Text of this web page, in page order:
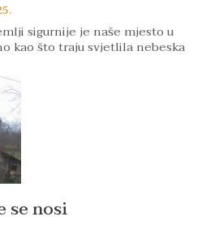
sigurnije je naše mjesto u
kao što traju svjetlila nebeska
se nosi